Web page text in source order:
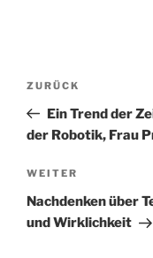
Vorheriger
Beitrag
ZURÜCK
Ein Trend der
der Robotik, Frau
Nächster
Beitrag
WEITER
Nachdenken über
und Wirklichkeit